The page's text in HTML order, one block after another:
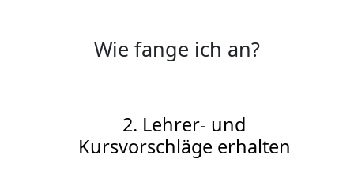
Wie fange ich an?
2. Lehrer- und
Kursvorschläge erhalten